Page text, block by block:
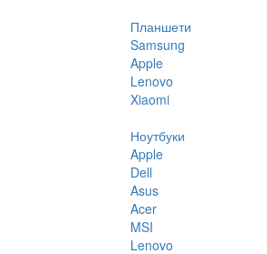
Планшети
Samsung
Apple
Lenovo
Xiaomi
Ноутбуки
Apple
Dell
Asus
Acer
MSI
Lenovo